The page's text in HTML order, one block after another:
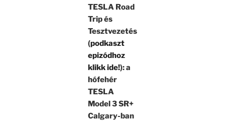
TESLA Road
Trip és
Tesztvezetés
(podkaszt
epizódhoz
klikk ide!): a
hófehér
TESLA
Model 3 SR+
Calgary-ban